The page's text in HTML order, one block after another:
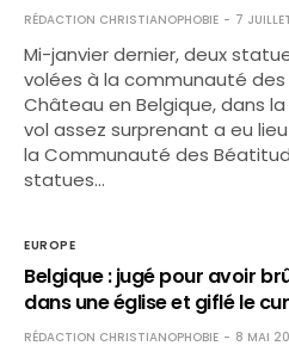
RÉDACTION CHRISTIANOPHOBIE 7
Mi-janvier dernier, deux
volées à la communauté
Château en Belgique, dans la
vol assez surprenant a eu
la Communauté des
statues…
EUROPE
Belgique : jugé pour avoir
dans une église et giflé le
RÉDACTION CHRISTIANOPHOBIE 8 MAI